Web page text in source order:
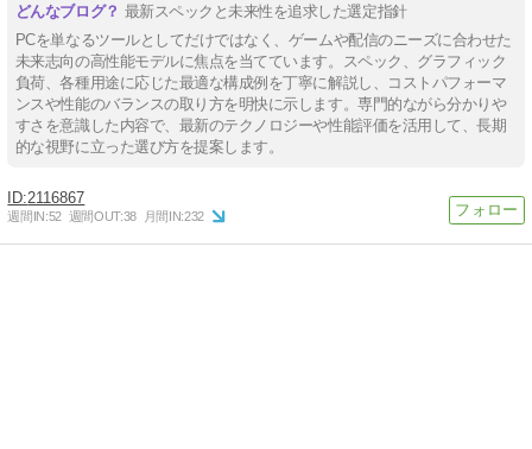
最新スペックと未来性を追求した選定指針
PCを単なるツールとしてだけではなく、ゲームや配信のニーズに合わせた
未来志向の高性能モデルに焦点を当てています。スペック、グラフィック
負荷、各種用途に応じた最適な構成例を丁寧に解説し、コストパフォーマ
ンスや性能のバランスの取り方を明快に示します。専門的ながら分かりや
すさを意識した内容で、最新のテクノロジーや性能評価を活用して、長期
的な視野に立った選び方を提案します。
2116867
週間IN:52 週間OUT:38 月間IN:232